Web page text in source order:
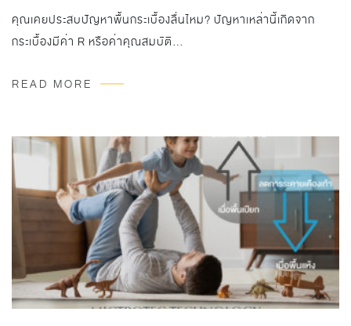
คุณเคยประสบปัญหาพื้นกระเบื้องลื่นไหม? ปัญหาเหล่านี้เกิดจาก
กระเบื้องมีค่า R หรือค่าคุณสมบัติ…
READ MORE